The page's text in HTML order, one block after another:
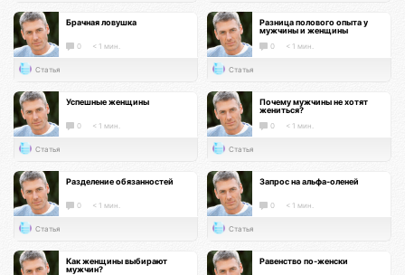
Брачная ловушка
0 < 1 мин.
Статья
Разница полового опыта у
мужчины и женщины
0 < 1 мин.
Статья
Успешные женщины
0 < 1 мин.
Статья
Почему мужчины не хотят
жениться?
0 < 1 мин.
Статья
Разделение обязанностей
0 < 1 мин.
Статья
Запрос на альфа-оленей
0 < 1 мин.
Статья
Как женщины выбирают
мужчин?
Равенство по-женски